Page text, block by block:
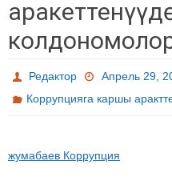
Редактор
Апрель 29,
Коррупцияга каршы
жумабаев Коррупция